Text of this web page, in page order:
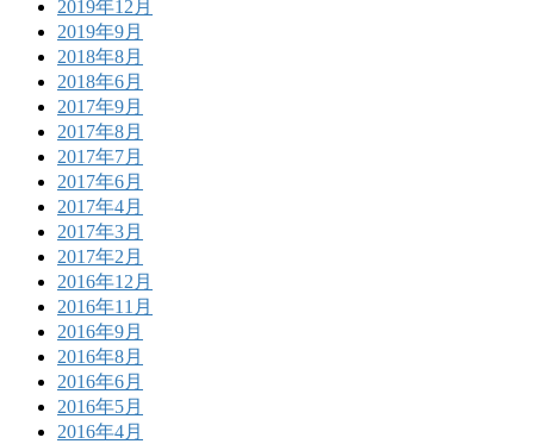
2019年12月
2019年9月
2018年8月
2018年6月
2017年9月
2017年8月
2017年7月
2017年6月
2017年4月
2017年3月
2017年2月
2016年12月
2016年11月
2016年9月
2016年8月
2016年6月
2016年5月
2016年4月